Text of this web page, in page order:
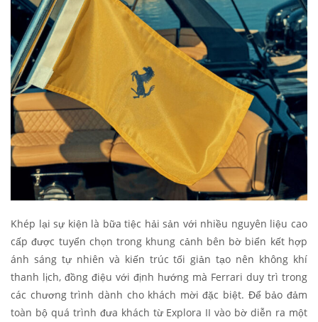
Khép lại sự kiện là bữa tiệc hải sản với nhiều nguyên liệu cao
cấp được tuyển chọn trong khung cảnh bên bờ biển kết hợp
ánh sáng tự nhiên và kiến trúc tối giản tạo nên không khí
thanh lịch, đồng điệu với định hướng mà Ferrari duy trì trong
các chương trình dành cho khách mời đặc biệt. Để bảo đảm
toàn bộ quá trình đưa khách từ Explora II vào bờ diễn ra một